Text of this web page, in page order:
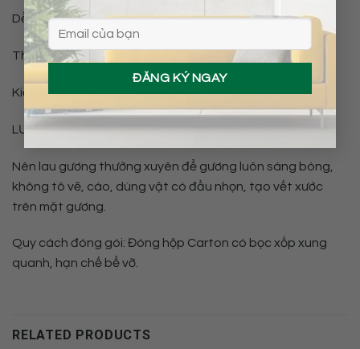
Dễ dàng vệ sinh, bảo quản.
Thiết kế dày dặn, chắc chắn, an toàn khi sử dụng
️Kiểu dáng hiện đại, đơn giản mà luôn tinh tế.
LƯU Ý:
Nên lau gương thường xuyên để gương luôn sáng bóng,
không tô vẽ, cào, dùng vật có đầu nhọn, tạo vết xước
trên mặt gương.
Quy cách đóng gói: Đóng hộp Carton có bọc xốp xung
quanh, hạn chế bể vỡ.
RELATED PRODUCTS